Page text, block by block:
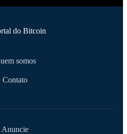
somos
Contato
Anuncie